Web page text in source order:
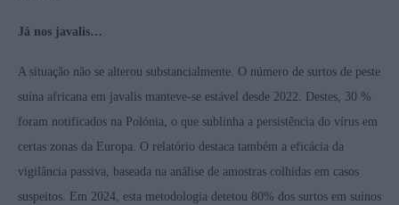
Já nos javalis…
A situação não se alterou substancialmente. O número de surtos de peste
suína africana em javalis manteve-se estável desde 2022. Destes, 30 %
foram notificados na Polónia, o que sublinha a persistência do vírus em
certas zonas da Europa. O relatório destaca também a eficácia da
vigilância passiva, baseada na análise de amostras colhidas em casos
suspeitos. Em 2024, esta metodologia detetou 80% dos surtos em suínos